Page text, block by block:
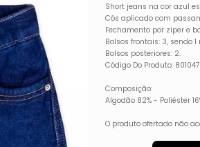
Short jeans na cor azul
Cós aplicado com
Fechamento por zíper e
Bolsos frontais: 3, sendo 1
Bolsos posteriores: 2.
Código Do Produto:
Composição:
Algodão 82% - Poliéster
O produto ofertado não